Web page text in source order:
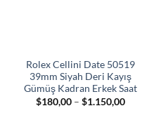
Rolex Cellini Date 50519
39mm Siyah Deri Kayış
Gümüş Kadran Erkek Saat
$180,00 – $1.150,00Fiyat